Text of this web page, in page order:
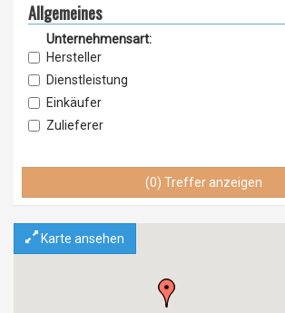
Allgemeines
Unternehmensart:
Hersteller
Dienstleistung
Einkäufer
Zulieferer
Vertrieb
Service & Wartung
Exporteur
(0) Treffer anzeigen
Karte ansehen